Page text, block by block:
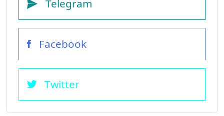
Telegram
Facebook
Twitter